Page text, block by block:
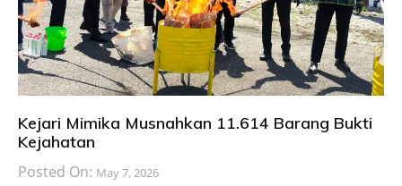
Kejari Mimika Musnahkan 11.614 Barang Bukti
Kejahatan
Posted On: May 7, 2026